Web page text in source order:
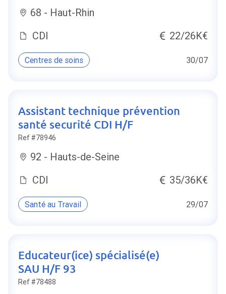
68 - Haut-Rhin
CDI
22/26K€
Centres de soins 30/07
Assistant technique prévention
santé securité CDI H/F
Ref #78946
92 - Hauts-de-Seine
CDI
35/36K€
Santé au Travail 29/07
Educateur(ice) spécialisé(e)
SAU H/F 93
Ref #78488